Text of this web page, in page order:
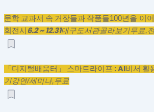
문학 교과서 속 거장들과 작품들100년을 이
회전시 6.2 ~ 12.31대구도서관골라보기무료,
「디지털배움터」 스마트라이프 : AI비서 활
기강연/세미나,무료